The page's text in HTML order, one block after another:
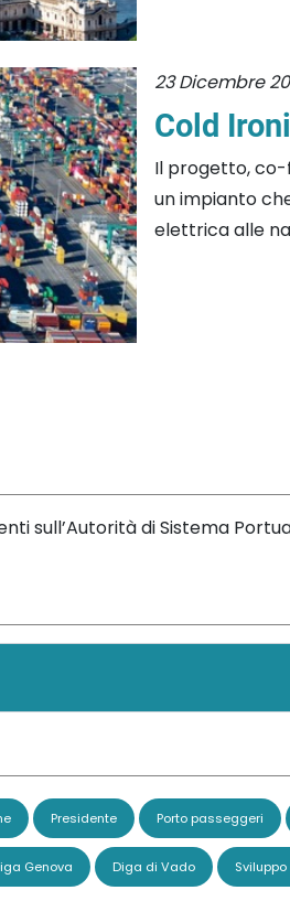
23 Dicembre
Cold
Il progetto, co-
un impianto
elettrica alle
sull’Autorità di Sistema
Presidente Porto passeggeri
Genova Diga di Vado